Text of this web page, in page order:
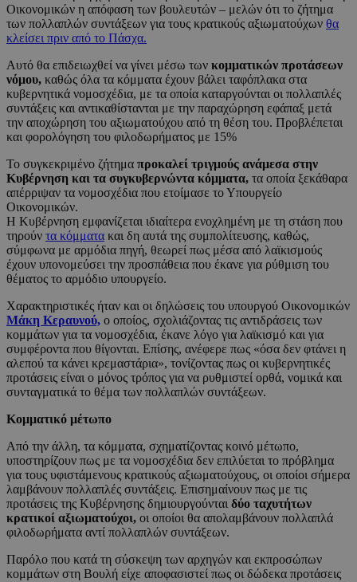
Οικονομικών η απόφαση των βουλευτών – μελών ότι το ζήτημα
των πολλαπλών συντάξεων για τους κρατικούς αξιωματούχων θα
κλείσει πριν από το Πάσχα.
Αυτό θα επιδειωχθεί να γίνει μέσω των κομματικών προτάσεων
νόμου, καθώς όλα τα κόμματα έχουν βάλει ταφόπλακα στα
κυβερνητικά νομοσχέδια, με τα οποία καταργούνται οι πολλαπλές
συντάξεις και αντικαθίστανται με την παραχώρηση εφάπαξ μετά
την αποχώρηση του αξιωματούχου από τη θέση του. Προβλέπεται
και φορολόγηση του φιλοδωρήματος με 15%
Το συγκεκριμένο ζήτημα προκαλεί τριγμούς ανάμεσα στην
Κυβέρνηση και τα συγκυβερνώντα κόμματα, τα οποία ξεκάθαρα
απέρριψαν τα νομοσχέδια που ετοίμασε το Υπουργείο
Οικονομικών.
Η Κυβέρνηση εμφανίζεται ιδιαίτερα ενοχλημένη με τη στάση που
τηρούν τα κόμματα και δη αυτά της συμπολίτευσης, καθώς,
σύμφωνα με αρμόδια πηγή, θεωρεί πως μέσα από λαϊκισμούς
έχουν υπονομεύσει την προσπάθεια που έκανε για ρύθμιση του
θέματος το αρμόδιο υπουργείο.
Χαρακτηριστικές ήταν και οι δηλώσεις του υπουργού Οικονομικών
Μάκη Κεραυνού, ο οποίος, σχολιάζοντας τις αντιδράσεις των
κομμάτων για τα νομοσχέδια, έκανε λόγο για λαϊκισμό και για
συμφέροντα που θίγονται. Επίσης, ανέφερε πως «όσα δεν φτάνει η
αλεπού τα κάνει κρεμαστάρια», τονίζοντας πως οι κυβερνητικές
προτάσεις είναι ο μόνος τρόπος για να ρυθμιστεί ορθά, νομικά και
συνταγματικά το θέμα των πολλαπλών συντάξεων.
Κομματικό μέτωπο
Από την άλλη, τα κόμματα, σχηματίζοντας κοινό μέτωπο,
υποστηρίζουν πως με τα νομοσχέδια δεν επιλύεται το πρόβλημα
για τους υφιστάμενους κρατικούς αξιωματούχους, οι οποίοι σήμερα
λαμβάνουν πολλαπλές συντάξεις. Επισημαίνουν πως με τις
προτάσεις της Κυβέρνησης δημιουργούνται δύο ταχυτήτων
κρατικοί αξιωματούχοι, οι οποίοι θα απολαμβάνουν πολλαπλά
φιλοδωρήματα αντί πολλαπλών συντάξεων.
Παρόλο που κατά τη σύσκεψη των αρχηγών και εκπροσώπων
κομμάτων στη Βουλή είχε αποφασιστεί πως οι δώδεκα προτάσεις